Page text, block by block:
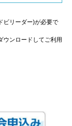
ビリーダー)が必要で
ウンロードしてご利用